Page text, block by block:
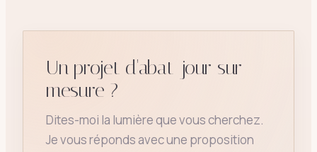
Un projet d'abat-jour sur
mesure ?
Dites-moi la lumière que vous cherchez.
Je vous réponds avec une proposition